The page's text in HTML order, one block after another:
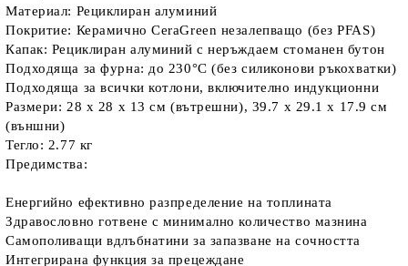
Материал: Рециклиран алуминий
Покритие: Керамично CeraGreen незалепващо (без PFAS)
Капак: Рециклиран алуминий с неръждаем стоманен бутон
Подходяща за фурна: до 230°C (без силиконови ръкохватки)
Подходяща за всички котлони, включително индукционни
Размери: 28 x 28 x 13 см (вътрешни), 39.7 x 29.1 x 17.9 см
(външни)
Тегло: 2.77 кг
Предимства:
Енергийно ефективно разпределение на топлината
Здравословно готвене с минимално количество мазнина
Самополиващи вдлъбнатини за запазване на сочността
Интегрирана функция за прецеждане